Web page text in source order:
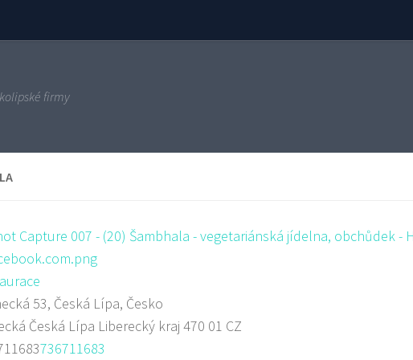
firmy
53, Česká Lípa, Česko
Česká Lípa Liberecký kraj 470 01 CZ
736711683